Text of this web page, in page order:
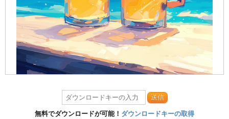
送信
無料でダウンロードが可能！ ダウンロードキーの取得